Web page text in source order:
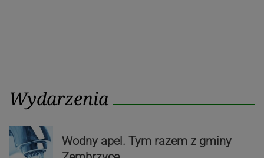
Wydarzenia
Wodny apel. Tym razem z gminy